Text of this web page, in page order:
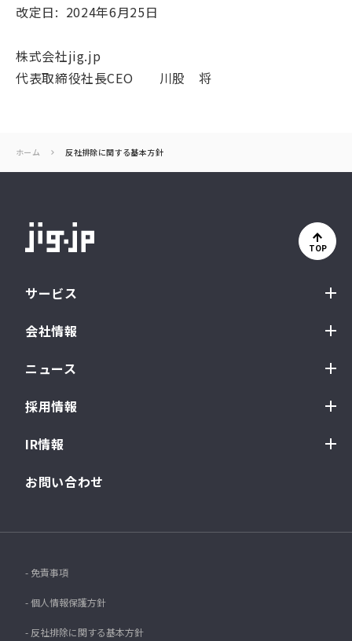
改定日: 2024年6月25日
株式会社jig.jp
代表取締役社長CEO 川股 将
ホーム 反社排除に関する基本方針
サービス
会社情報
ニュース
採用情報
IR情報
お問い合わせ
TOP
- 免責事項
- 個人情報保護方針
- 反社排除に関する基本方針